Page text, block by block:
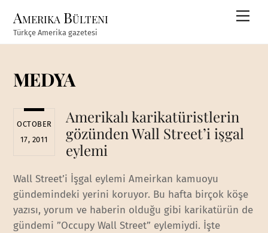
content
Amerika Bülteni
Türkçe Amerika gazetesi
MEDYA
OCTOBER
17, 2011
Amerikalı karikatüristlerin
gözünden Wall Street’i işgal
eylemi
Wall Street’i İşgal eylemi Ameirkan kamuoyu
gündemindeki yerini koruyor. Bu hafta birçok köşe
yazısı, yorum ve haberin olduğu gibi karikatürün de
gündemi ”Occupy Wall Street” eylemiydi. İşte